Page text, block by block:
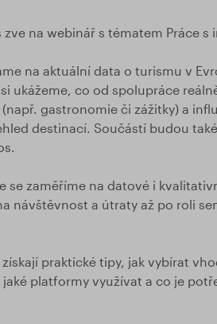
na webinář s tématem Práce
na aktuální data o turismu v
ukážeme, co od spolupráce
gastronomie či zážitky) a
destinací. Součástí budou
se zaměříme na datové i
návštěvnost a útraty až po roli
praktické tipy, jak vybírat
platformy využívat a co je